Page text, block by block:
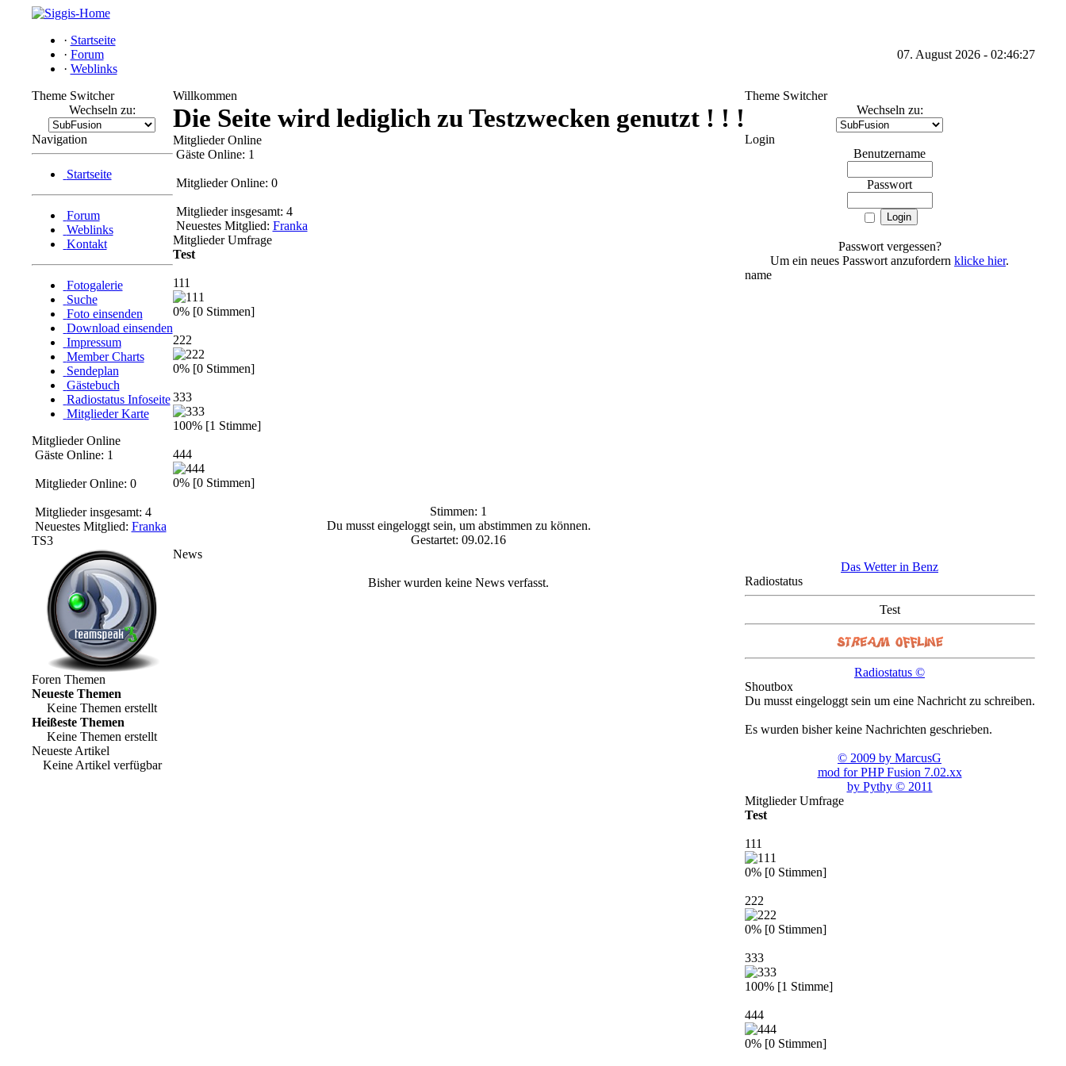
· Startseite
· Forum
· Weblinks
07. August 2026 - 02:46:27
Theme Switcher
Wechseln zu:
Navigation
Startseite
Forum
Weblinks
Kontakt
Fotogalerie
Suche
Foto einsenden
Download einsenden
Impressum
Member Charts
Sendeplan
Gästebuch
Radiostatus Infoseite
Mitglieder Karte
Mitglieder Online
Gäste Online: 1
Mitglieder Online: 0
Mitglieder insgesamt: 4
Neuestes Mitglied: Franka
TS3
Foren Themen
Neueste Themen
Keine Themen erstellt
Heißeste Themen
Keine Themen erstellt
Neueste Artikel
Keine Artikel verfügbar
Willkommen
Die Seite wird lediglich zu Testzwecken genutzt ! ! !
Mitglieder Online
Gäste Online: 1
Mitglieder Online: 0
Mitglieder insgesamt: 4
Neuestes Mitglied: Franka
Mitglieder Umfrage
Test
111
0% [0 Stimmen]
222
0% [0 Stimmen]
333
100% [1 Stimme]
444
0% [0 Stimmen]
Stimmen: 1
Du musst eingeloggt sein, um abstimmen zu können.
Gestartet: 09.02.16
News
Bisher wurden keine News verfasst.
Theme Switcher
Wechseln zu:
Login
Benutzername
Passwort
Passwort vergessen?
Um ein neues Passwort anzufordern klicke hier.
name
Das Wetter in Benz
Radiostatus
Test
Radiostatus ©
Shoutbox
Du musst eingeloggt sein um eine Nachricht zu schreiben.
Es wurden bisher keine Nachrichten geschrieben.
© 2009 by MarcusG
mod for PHP Fusion 7.02.xx
by Pythy © 2011
Mitglieder Umfrage
Test
111
0% [0 Stimmen]
222
0% [0 Stimmen]
333
100% [1 Stimme]
444
0% [0 Stimmen]